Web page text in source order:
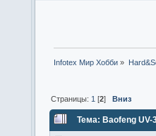
Infotex Мир Хобби »
Страницы: 1 [2]Вниз
Тема: Baofeng UV-